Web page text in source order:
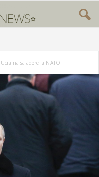
sa adere la NATO